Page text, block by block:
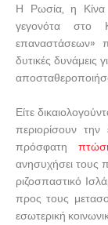
Η Ρωσία, η Κίνα
γεγονότα στο
επαναστάσεων»
δυτικές δυνάμεις
Είτε
περιορίσουν
πρόσφατη
ανησυχήσει τους
ριζοσπαστικό
προς τους
εσωτερική